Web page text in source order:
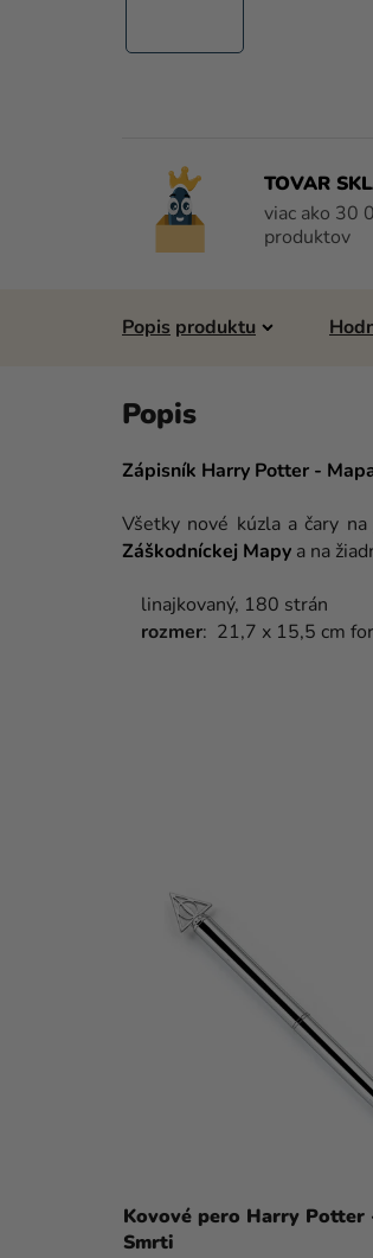
TOVAR
viac ako 30
produktov
Popis
Zápisník Harry Potter -
Všetky nové kúzla a čary
Záškodníckej Mapy a na
linajkovaný, 180 strán
rozmer: 21,7 x 15,5 cm
Kovové pero Harry Potter
Smrti